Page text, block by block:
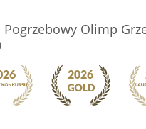
Pogrzebowy Olimp